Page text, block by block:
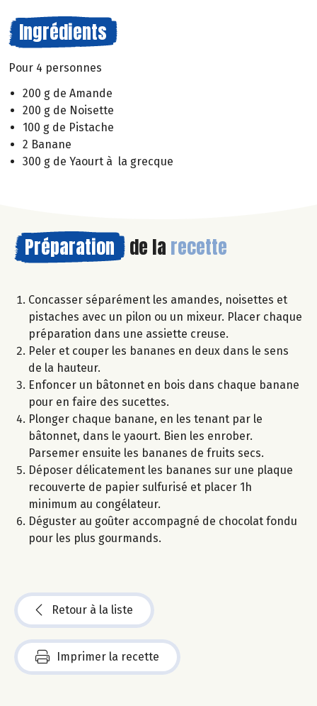
Ingrédients
Pour 4 personnes
200 g de Amande
200 g de Noisette
100 g de Pistache
2 Banane
300 g de Yaourt à la grecque
Préparation de la recette
Concasser séparément les amandes, noisettes et
pistaches avec un pilon ou un mixeur. Placer chaque
préparation dans une assiette creuse.
Peler et couper les bananes en deux dans le sens
de la hauteur.
Enfoncer un bâtonnet en bois dans chaque banane
pour en faire des sucettes.
Plonger chaque banane, en les tenant par le
bâtonnet, dans le yaourt. Bien les enrober.
Parsemer ensuite les bananes de fruits secs.
Déposer délicatement les bananes sur une plaque
recouverte de papier sulfurisé et placer 1h
minimum au congélateur.
Déguster au goûter accompagné de chocolat fondu
pour les plus gourmands.
Retour à la liste
Imprimer la recette